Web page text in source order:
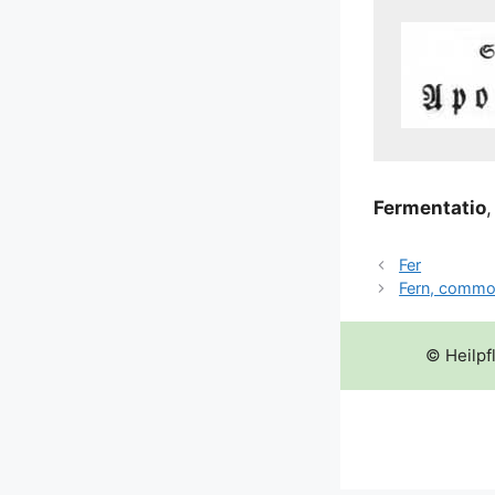
Fer­men­ta­tio
Fer
Fern,
©